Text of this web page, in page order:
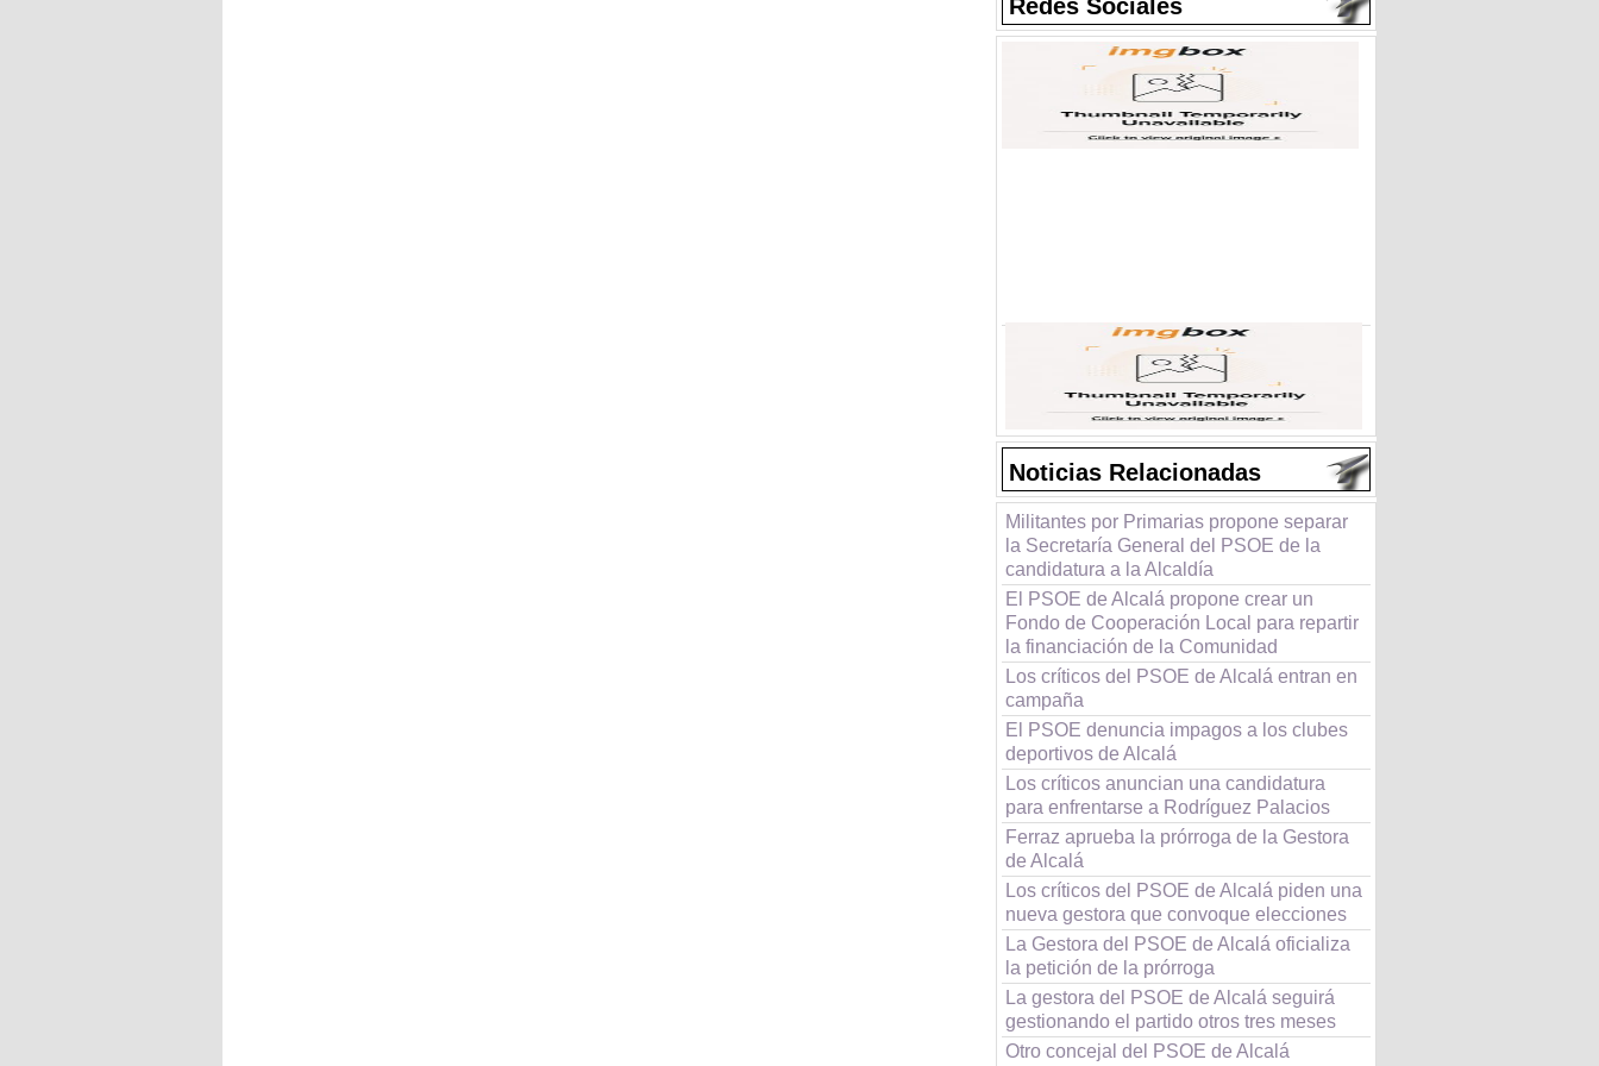
Redes Sociales
Noticias Relacionadas
Militantes por Primarias propone separar
la Secretaría General del PSOE de la
candidatura a la Alcaldía
El PSOE de Alcalá propone crear un
Fondo de Cooperación Local para repartir
la financiación de la Comunidad
Los críticos del PSOE de Alcalá entran en
campaña
El PSOE denuncia impagos a los clubes
deportivos de Alcalá
Los críticos anuncian una candidatura
para enfrentarse a Rodríguez Palacios
Ferraz aprueba la prórroga de la Gestora
de Alcalá
Los críticos del PSOE de Alcalá piden una
nueva gestora que convoque elecciones
La Gestora del PSOE de Alcalá oficializa
la petición de la prórroga
La gestora del PSOE de Alcalá seguirá
gestionando el partido otros tres meses
Otro concejal del PSOE de Alcalá